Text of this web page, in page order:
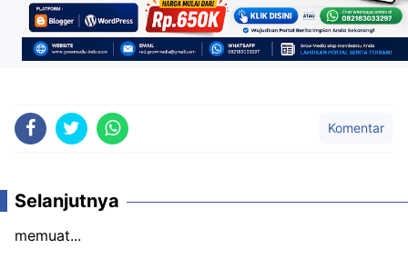
Komentar
Selanjutnya
memuat...